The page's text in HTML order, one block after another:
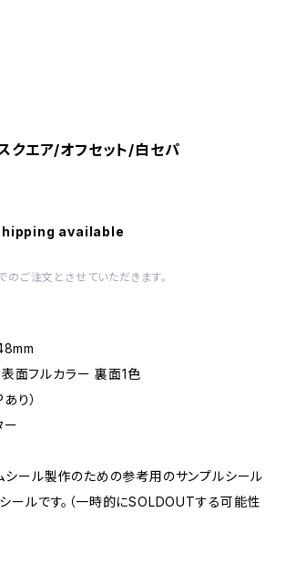
クエア/オフセット/白セパ
available
ご注文とさせていただきます。
表面フルカラー 裏面1色
り）
ー
シール製作のための参考用のサンプルシール
ールです。（一時的にSOLDOUTする可能性